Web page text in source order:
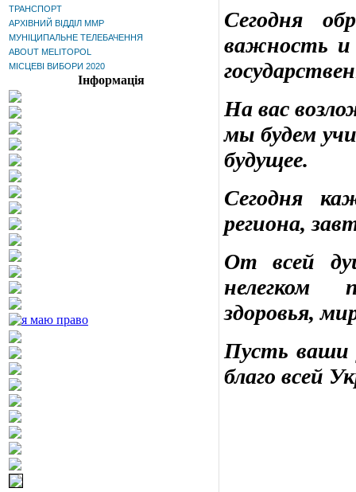
ТРАНСПОРТ
АРХІВНИЙ ВІДДІЛ ММР
МУНІЦИПАЛЬНЕ ТЕЛЕБАЧЕННЯ
ABOUT MELITOPOL
МІСЦЕВІ ВИБОРИ 2020
Інформація
Сегодня
важность и
На вас
мы будем
будущее.
Сегодня
региона,
От всей
нелегком
здоровья,
Пусть ваши
благо всей